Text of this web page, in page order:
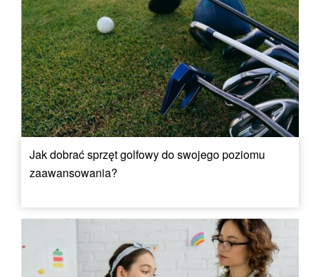
Jak dobrać sprzęt golfowy do swojego poziomu
zaawansowania?